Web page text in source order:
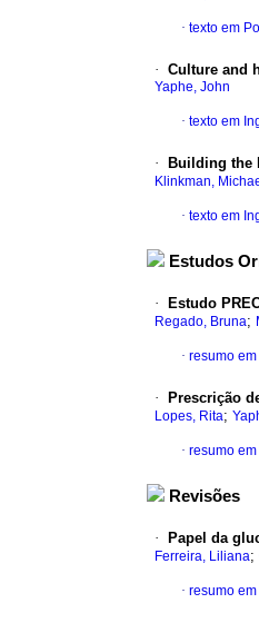
· texto em
· Culture and
Yaphe, John
· texto em
· Building the
Klinkman,
· texto em
Estudos
· Estudo
Regado, Bruna;
· resumo
· Prescrição
Lopes, Rita;
· resumo
Revisões
· Papel da
Ferreira, Liliana;
· resumo